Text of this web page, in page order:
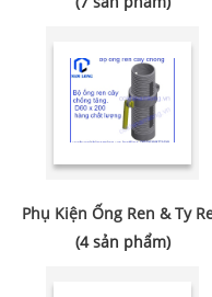
Phụ Kiện Ống Ren & Ty
(4 sản phẩm)